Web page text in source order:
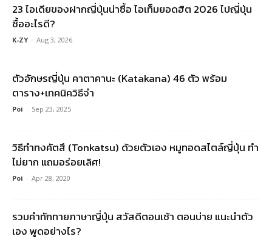
23 ไอเดียของฝากญี่ปุ่นน่าซื้อ ไอเท็มยอดฮิต 2026 ไปญี่ปุ่น
ซื้ออะไรดี?
K-ZY - Aug 3, 2026
ตัวอักษรญี่ปุ่น คาตาคานะ (Katakana) 46 ตัว พร้อม
ตาราง+เทคนิควิธีจำ
Poi - Sep 23, 2025
วิธีทำทงคัตสึ (Tonkatsu) ด้วยตัวเอง หมูทอดสไตล์ญี่ปุ่น ทำ
ไม่ยาก แถมอร่อยเลิศ!
Poi - Apr 28, 2020
รวมคําทักทายภาษาญี่ปุ่น สวัสดีตอนเช้า ตอนบ่าย แนะนำตัว
เอง พูดอย่างไร?